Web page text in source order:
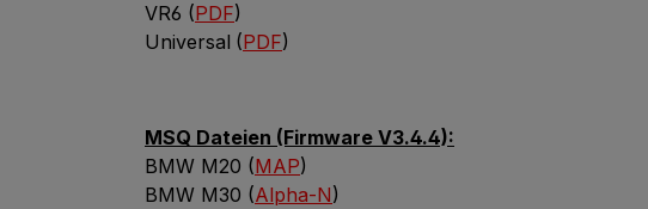
VR6 (PDF)
Universal (PDF)
MSQ Dateien (Firmware V3.4.4):
BMW M20 (MAP)
BMW M30 (Alpha-N)